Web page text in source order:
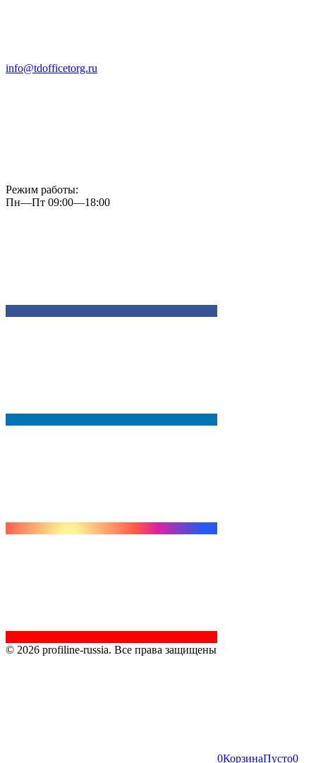
info@tdofficetorg.ru
Режим работы:
Пн—Пт 09:00—18:00
© 2026 profiline-russia. Все права защищены
0КорзинаПусто0